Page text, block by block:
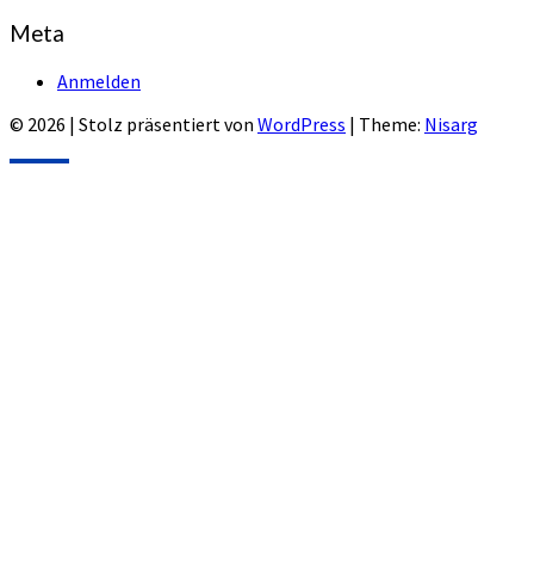
Meta
Anmelden
© 2026 | Stolz präsentiert von WordPress | Theme: Nisarg